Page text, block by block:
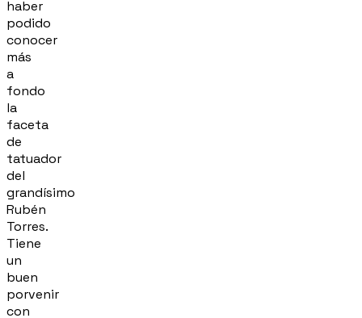
haber
podido
conocer
más
a
fondo
la
faceta
de
tatuador
del
grandísimo
Rubén
Torres.
Tiene
un
buen
porvenir
con